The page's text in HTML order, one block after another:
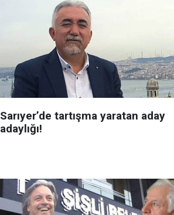
Sarıyer’de tartışma yaratan aday
adaylığı!